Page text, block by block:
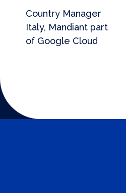
Country Manager
Italy, Mandiant part
of Google Cloud